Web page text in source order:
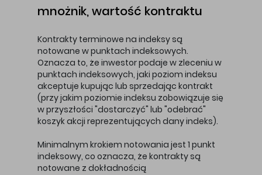
mnożnik, wartość kontraktu
Kontrakty terminowe na indeksy są
notowane w punktach indeksowych.
Oznacza to, że inwestor podaje w zleceniu w
punktach indeksowych, jaki poziom indeksu
akceptuje kupując lub sprzedając kontrakt
(przy jakim poziomie indeksu zobowiązuje się
w przyszłości "dostarczyć" lub "odebrać"
koszyk akcji reprezentujących dany indeks).
Minimalnym krokiem notowania jest 1 punkt
indeksowy, co oznacza, że kontrakty są
notowane z dokładnością